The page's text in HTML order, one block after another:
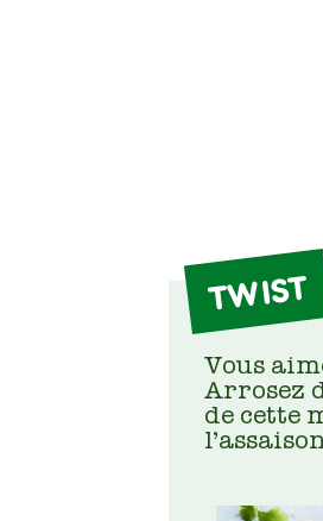
TWIST
Vous
Arrosez
de cette